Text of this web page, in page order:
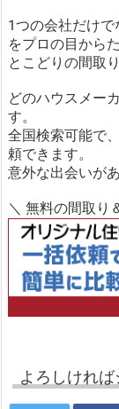
1つの会社だけ
をプロの目から
とこどりの間取
どのハウスメー
す。
全国検索可能で
頼できます。
意外な出会いが
＼ 無料の間取り
よろしけれ